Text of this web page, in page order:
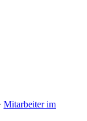
Mitarbeiter im